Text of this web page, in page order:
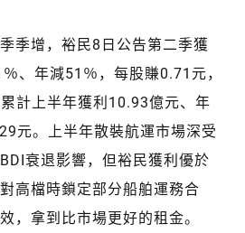
季增，裕民8日公告第二季獲
、年減51％，每股賺0.71元，
計上半年獲利10.93億元、年
元。上半年散裝航運市場深受
衰退影響，但裕民獲利優於
高檔時鎖定部分船舶運務合
，拿到比市場更好的租金。